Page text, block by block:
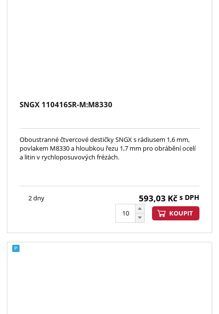
SNGX 110416SR-M:M8330
Oboustranné čtvercové destičky SNGX s rádiusem 1,6 mm,
povlakem M8330 a hloubkou řezu 1,7 mm pro obrábění ocelí
a litin v rychloposuvových frézách.
2 dny 593,03 Kč s DPH
KOUPIT